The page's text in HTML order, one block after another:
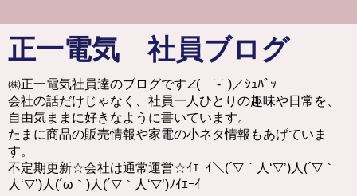
正一電気 社員ブログ
㈱正一電気社員達のブログです∠( ˙-˙ )／ｼｭﾊﾞｯ
会社の話だけじゃなく、社員一人ひとりの趣味や日常を、
自由気ままに好きなように書いています。
たまに商品の販売情報や家電の小ネタ情報もあげていま
す。
不定期更新☆会社は通常運営☆ｲｴｰｲ＼(´▽｀人‘▽’)人(´▽｀
人‘▽’)人(´ω｀)人(´▽｀人‘▽’)ﾉｲｴｰｲ